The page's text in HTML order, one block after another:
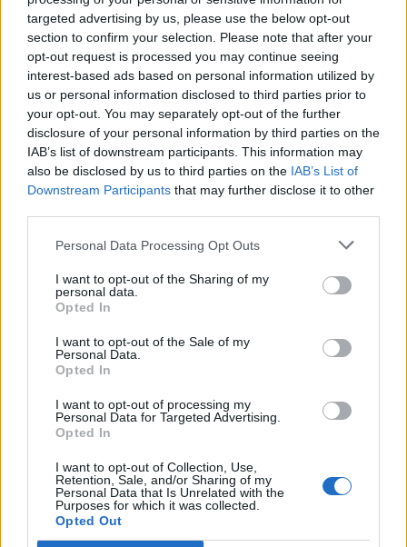
targeted advertising by us, please use the below opt-out
section to confirm your selection. Please note that after your
opt-out request is processed you may continue seeing
interest-based ads based on personal information utilized by
us or personal information disclosed to third parties prior to
your opt-out. You may separately opt-out of the further
disclosure of your personal information by third parties on the
IAB’s list of downstream participants. This information may
also be disclosed by us to third parties on the IAB’s List of
Downstream Participants that may further disclose it to other
Personal Data Processing Opt Outs
I want to opt-out of the Sharing of my
personal data.
Opted In
I want to opt-out of the Sale of my
Personal Data.
Opted In
I want to opt-out of processing my
Personal Data for Targeted Advertising.
Opted In
I want to opt-out of Collection, Use,
Retention, Sale, and/or Sharing of my
Personal Data that Is Unrelated with the
Purposes for which it was collected.
Opted Out
Ova smjesa upija vlagu s površine puževa, što dovodi do
njihove dehidracije.
Kada im se tijelo osuši, to im otežava kretanje.
Soda bikarbona kod njih izaziva iritaciju i nelagodu, što ih
odbija.
Isprobajte ove metode i riješite se ovih nametnika jednom
zauvijek.
imamo i odličan savjet za vas.
Ovaj cvijet će vas riješiti krtica, voluharica i ostalih
glodavaca
Dolaskom proljeća krtice i voluharice useljavaju i u naše